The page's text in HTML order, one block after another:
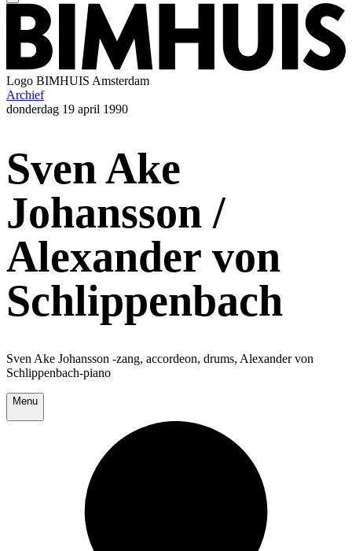
Logo BIMHUIS Amsterdam
Archief
donderdag 19 april 1990
Sven Ake
Johansson /
Alexander von
Schlippenbach
Sven Ake Johansson -zang, accordeon, drums, Alexander von
Schlippenbach-piano
Menu